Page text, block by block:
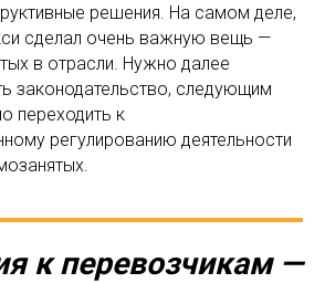
решения. На самом деле,
сделал очень важную вещь —
в отрасли. Нужно далее
законодательство, следующим
переходить к
регулированию деятельности
к перевозчикам —